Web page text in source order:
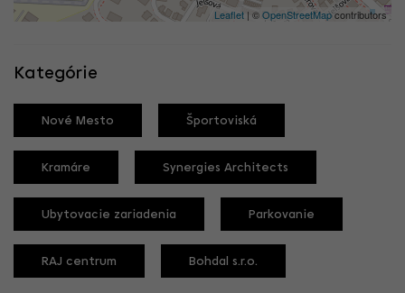
Leaflet | ©OpenStreetMapcontributors
Kategórie
Nové Mesto Športoviská
Kramáre Synergies Architects
Ubytovacie zariadenia Parkovanie
RAJ centrum Bohdal s.r.o.